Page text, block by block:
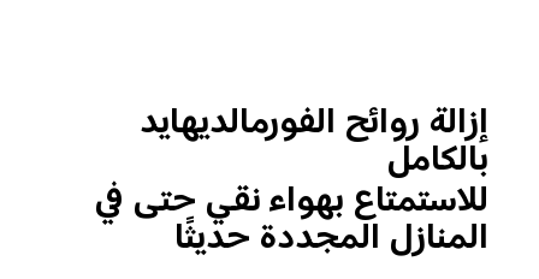
إزالة روائح الفورمالديهايد
بالكامل
للاستمتاع بهواء نقي حتى في
المنازل المجددة حديثًا